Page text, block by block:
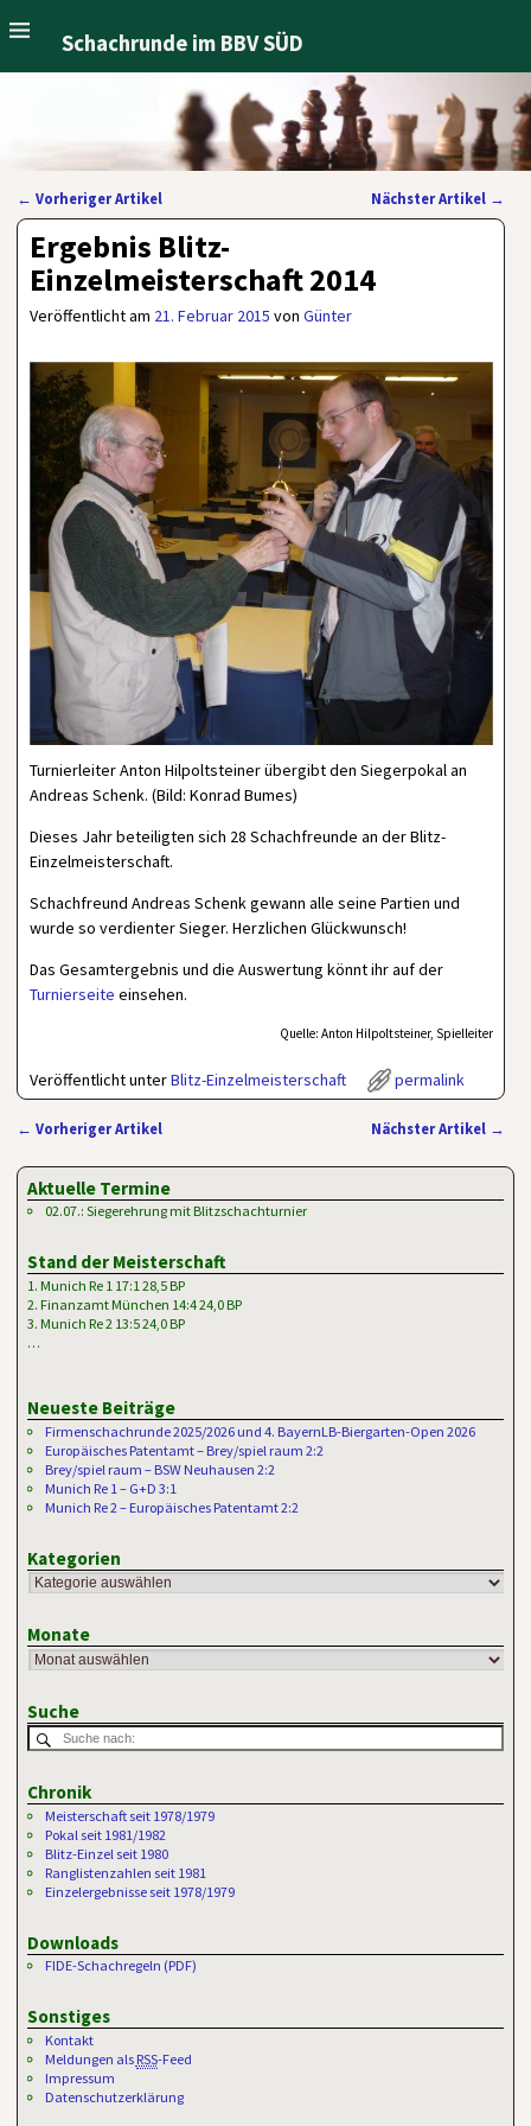
Schachrunde im BBV SÜD
Artikelnavigation
← Vorheriger Artikel Nächster Artikel →
Ergebnis Blitz-
Einzelmeisterschaft 2014
Veröffentlicht am 21. Februar 2015 vonGünter
Turnierleiter Anton Hilpoltsteiner übergibt den Siegerpokal an
Andreas Schenk. (Bild: Konrad Bumes)
Dieses Jahr beteiligten sich 28 Schachfreunde an der Blitz-
Einzelmeisterschaft.
Schachfreund Andreas Schenk gewann alle seine Partien und
wurde so verdienter Sieger. Herzlichen Glückwunsch!
Das Gesamtergebnis und die Auswertung könnt ihr auf der
Turnierseite einsehen.
Quelle: Anton Hilpoltsteiner, Spielleiter
Veröffentlicht unterBlitz-Einzelmeisterschaft permalink
← Vorheriger Artikel Nächster Artikel →
Aktuelle Termine
02.07.: Siegerehrung mit Blitzschachturnier
Stand der Meisterschaft
1. Munich Re 1 17:1 28,5 BP
2. Finanzamt München 14:4 24,0 BP
3. Munich Re 2 13:5 24,0 BP
…
Neueste Beiträge
Firmenschachrunde 2025/2026 und 4. BayernLB-Biergarten-Open 2026
Europäisches Patentamt – Brey/spiel raum 2:2
Brey/spiel raum – BSW Neuhausen 2:2
Munich Re 1 – G+D 3:1
Munich Re 2 – Europäisches Patentamt 2:2
Kategorien
Monate
Suche
Chronik
Meisterschaft seit 1978/1979
Pokal seit 1981/1982
Blitz-Einzel seit 1980
Ranglistenzahlen seit 1981
Einzelergebnisse seit 1978/1979
Downloads
FIDE-Schachregeln (PDF)
Sonstiges
Kontakt
Meldungen als RSS-Feed
Impressum
Datenschutzerklärung